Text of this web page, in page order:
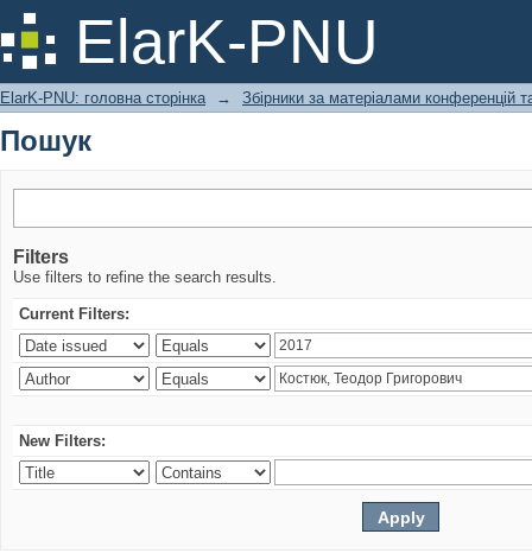
ElarK-PNU
Пошук
ElarK-PNU: головна сторінка → Збірники за матеріалами конференцій
Пошук
Filters
Use filters to refine the search results.
Current Filters:
New Filters: